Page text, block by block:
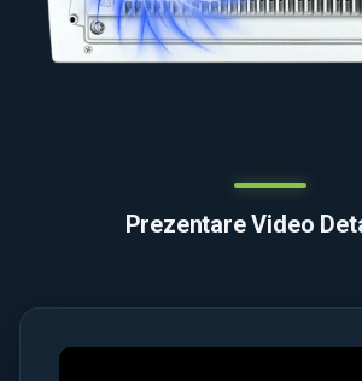
Prezentare Video